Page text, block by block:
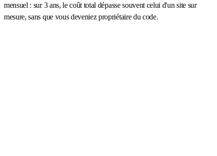
mensuel : sur 3 ans, le coût total dépasse souvent celui d'un site sur
mesure, sans que vous deveniez propriétaire du code.